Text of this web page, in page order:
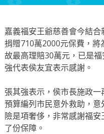
嘉義福安王爺慈善會今結
捐贈710萬2000元保費，
故最高理賠30萬元，已是
強代表侯友宜表示感謝。
張其強表示，侯市長施政
預算編列市民意外救助，
險是項奢侈，非常感謝福
了份保障。